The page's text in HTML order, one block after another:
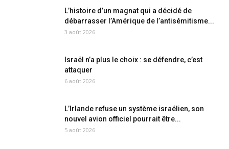
L’histoire d’un magnat qui a décidé de
débarrasser l’Amérique de l’antisémitisme...
3 août 2026
Israël n’a plus le choix : se défendre, c’est
attaquer
6 août 2026
L’Irlande refuse un système israélien, son
nouvel avion officiel pourrait être...
5 août 2026